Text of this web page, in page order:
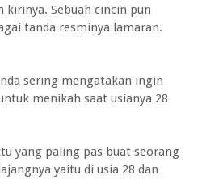
Sebuah cincin pun
tanda resminya lamaran.
sering mengatakan ingin
menikah saat usianya 28
yang paling pas buat seorang
yaitu di usia 28 dan